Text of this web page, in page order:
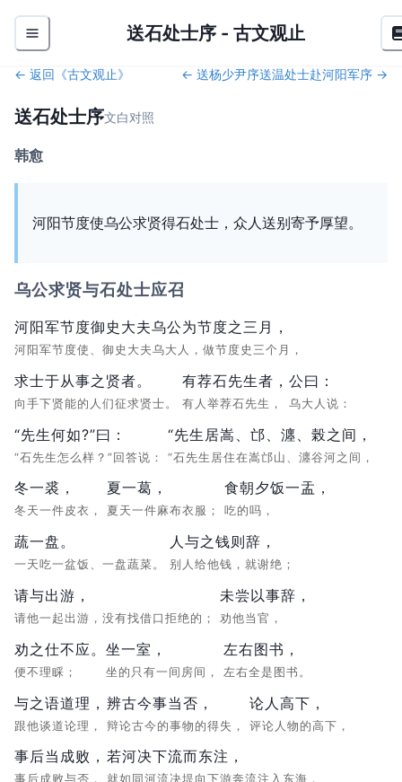
送石处士序- 古文观止
← 返回《古文观止》 ← 送杨少尹序送温处士赴河阳军序 →
送石处士序文白对照
韩愈
河阳节度使乌公求贤得石处士，众人送别寄予厚望。
乌公求贤与石处士应召
河阳军节度御史大夫乌公为节度之三月，
河阳军节度使、御史大夫乌大人，做节度史三个月，
求士于从事之贤者。
向手下贤能的人们征求贤士。
有荐石先生者，
有人举荐石先生，
公曰：
乌大人说：
“先生何如?”曰：
“石先生怎么样？”回答说：
“先生居嵩、邙、瀍、榖之间，
“石先生居住在嵩邙山、瀍谷河之间，
冬一裘，
冬天一件皮衣，
夏一葛，
夏天一件麻布衣服；
食朝夕饭一盂，
吃的吗，
蔬一盘。
一天吃一盆饭、一盘蔬菜。
人与之钱则辞，
别人给他钱，就谢绝；
请与出游，
请他一起出游，没有找借口拒绝的；
未尝以事辞，
劝他当官，
劝之仕不应。
便不理睬；
坐一室，
坐的只有一间房间，
左右图书，
左右全是图书。
与之语道理，
跟他谈道论理，
辨古今事当否，
辩论古今的事物的得失，
论人高下，
评论人物的高下，
事后当成败，
事后成败与否，
若河决下流而东注，
就如同河流决堤向下游奔流注入东海，